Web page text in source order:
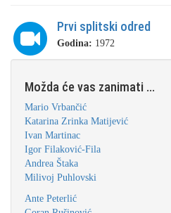
Prvi splitski odred
Godina: 1972
Možda će vas zanimati ...
Mario Vrbančić
Katarina Zrinka Matijević
Ivan Martinac
Igor Filaković-Fila
Andrea Štaka
Milivoj Puhlovski
Ante Peterlić